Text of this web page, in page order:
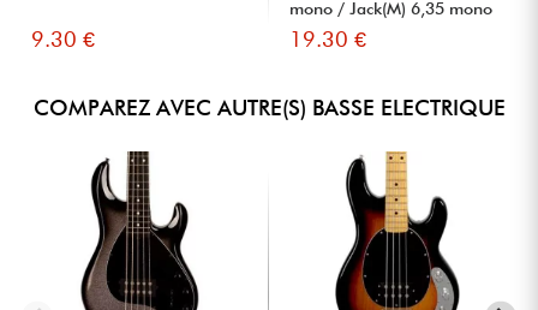
9.30 €
mono / Jack(M) 6,35 mono
S...
19.30 €
COMPAREZ AVEC AUTRE(S) BASSE ELECTRIQUE